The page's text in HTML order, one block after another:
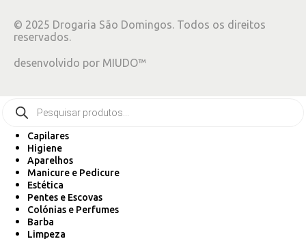
© 2025 Drogaria São Domingos. Todos os direitos
reservados.
desenvolvido por MIUDO™
Capilares
Higiene
Aparelhos
Manicure e Pedicure
Estética
Pentes e Escovas
Colónias e Perfumes
Barba
Limpeza